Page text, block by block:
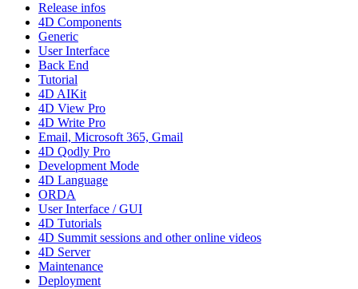
Release infos
4D Components
Generic
User Interface
Back End
Tutorial
4D AIKit
4D View Pro
4D Write Pro
Email, Microsoft 365, Gmail
4D Qodly Pro
Development Mode
4D Language
ORDA
User Interface / GUI
4D Tutorials
4D Summit sessions and other online videos
4D Server
Maintenance
Deployment